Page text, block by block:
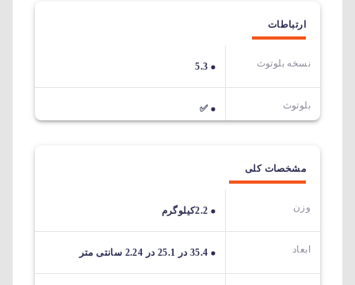
ارتباطات
نسخه بلوتوث 5.3
بلوتوث ✅
مشخصات کلی
وزن 2.2کیلوگرم
ابعاد 35.4 در 25.1 در 2.24 سانتی متر